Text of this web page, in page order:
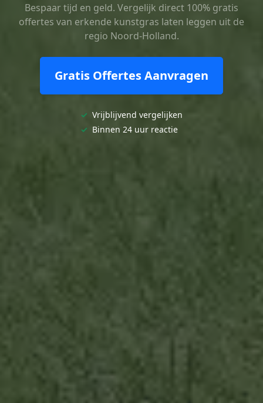
Bespaar tijd en geld. Vergelijk direct 100% gratis
offertes van erkende kunstgras laten leggen uit de
regio Noord-Holland.
Gratis Offertes Aanvragen
✓ Vrijblijvend vergelijken
✓ Binnen 24 uur reactie